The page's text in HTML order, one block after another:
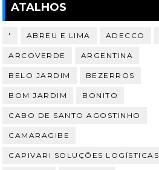
ATALHOS
' ABREU E LIMA ADECCO
ARCOVERDE ARGENTINA
BELO JARDIM BEZERROS
BOM JARDIM BONITO
CABO DE SANTO AGOSTINHO
CAMARAGIBE
CAPIVARI SOLUÇÕES LOGÍSTICAS